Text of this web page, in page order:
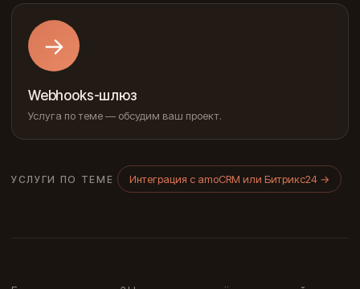
→
Webhooks-шлюз
Услуга по теме — обсудим ваш проект.
УСЛУГИ ПО ТЕМЕ Интеграция с amoCRM или Битрикс24 →